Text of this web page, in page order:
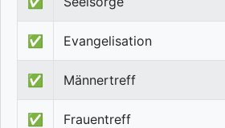
✅ Evangelisation
✅ Männertreff
✅ Frauentreff